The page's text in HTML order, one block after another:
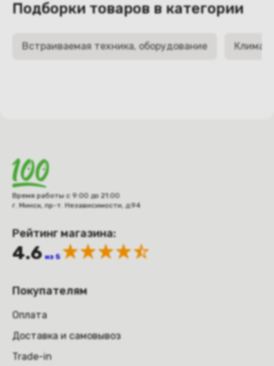
Подборки товаров в категории
Встраиваемая техника, оборудование
Время работы с 9:00 до 21:00
г. Минск, пр-т. Независимости, д.94
Рейтинг магазина:
4.6 из 5
Покупателям
Оплата
Доставка и самовывоз
Trade-in